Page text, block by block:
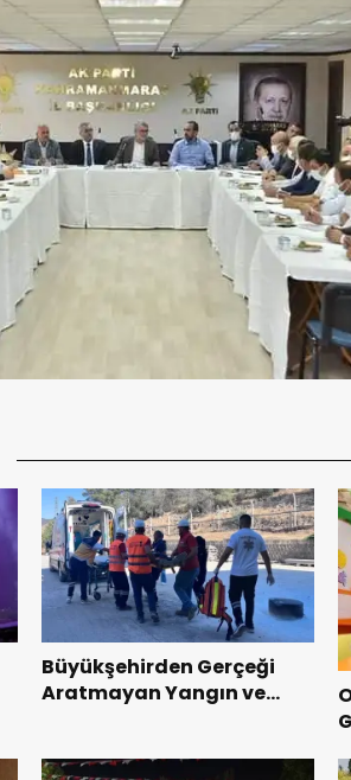
Büyükşehirden Gerçeği
Aratmayan Yangın ve